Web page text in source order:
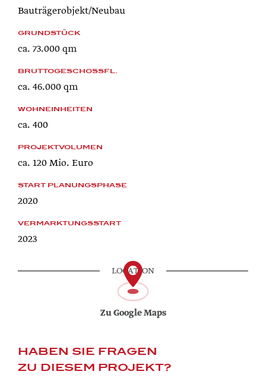
Bauträgerobjekt/Neubau
GRUNDSTÜCK
ca. 73.000 qm
BRUTTOGESCHOSSFL.
ca. 46.000 qm
WOHNEINHEITEN
ca. 400
PROJEKTVOLUMEN
ca. 120 Mio. Euro
START PLANUNGSPHASE
2020
VERMARKTUNGSSTART
2023
LOCATION
Zu Google Maps
HABEN SIE FRAGEN
ZU DIESEM PROJEKT?